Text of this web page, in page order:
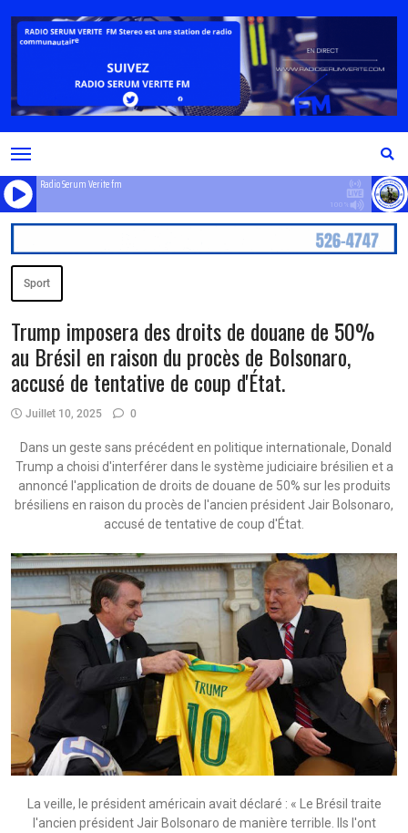
100%
Radio Serum Verite fm
Sport
Trump imposera des droits de douane de 50%
au Brésil en raison du procès de Bolsonaro,
accusé de tentative de coup d'État.
Juillet 10, 2025 0
Dans un geste sans précédent en politique internationale, Donald
Trump a choisi d'interférer dans le système judiciaire brésilien et a
annoncé l'application de droits de douane de 50% sur les produits
brésiliens en raison du procès de l'ancien président Jair Bolsonaro,
accusé de tentative de coup d'État.
La veille, le président américain avait déclaré : « Le Brésil traite
l'ancien président Jair Bolsonaro de manière terrible. Ils l'ont